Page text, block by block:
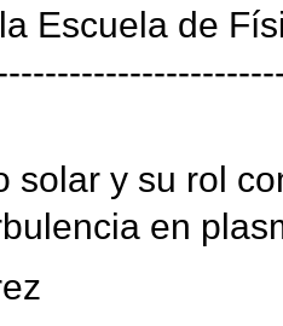
Escuela de
solar y su rol
en